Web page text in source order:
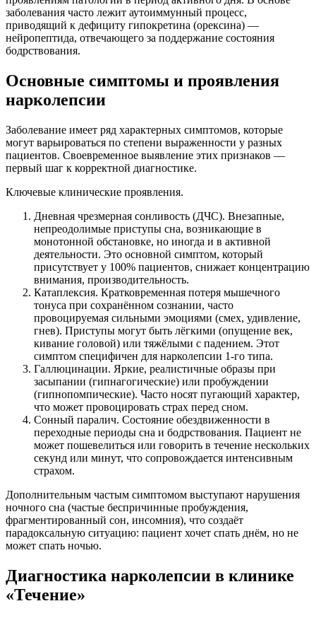
заболевания часто лежит аутоиммунный процесс,
приводящий к дефициту гипокретина (орексина) —
нейропептида, отвечающего за поддержание состояния
бодрствования.
Основные симптомы и проявления
нарколепсии
Заболевание имеет ряд характерных симптомов, которые
могут варьироваться по степени выраженности у разных
пациентов. Своевременное выявление этих признаков —
первый шаг к корректной диагностике.
Ключевые клинические проявления.
Дневная чрезмерная сонливость (ДЧС). Внезапные,
непреодолимые приступы сна, возникающие в
монотонной обстановке, но иногда и в активной
деятельности. Это основной симптом, который
присутствует у 100% пациентов, снижает концентрацию
внимания, производительность.
Катаплексия. Кратковременная потеря мышечного
тонуса при сохранённом сознании, часто
провоцируемая сильными эмоциями (смех, удивление,
гнев). Приступы могут быть лёгкими (опущение век,
кивание головой) или тяжёлыми с падением. Этот
симптом специфичен для нарколепсии 1-го типа.
Галлюцинации. Яркие, реалистичные образы при
засыпании (гипнагогические) или пробуждении
(гипнопомпические). Часто носят пугающий характер,
что может провоцировать страх перед сном.
Сонный паралич. Состояние обездвиженности в
переходные периоды сна и бодрствования. Пациент не
может пошевелиться или говорить в течение нескольких
секунд или минут, что сопровождается интенсивным
страхом.
Дополнительным частым симптомом выступают нарушения
ночного сна (частые беспричинные пробуждения,
фрагментированный сон, инсомния), что создаёт
парадоксальную ситуацию: пациент хочет спать днём, но не
может спать ночью.
Диагностика нарколепсии в клинике
«Течение»